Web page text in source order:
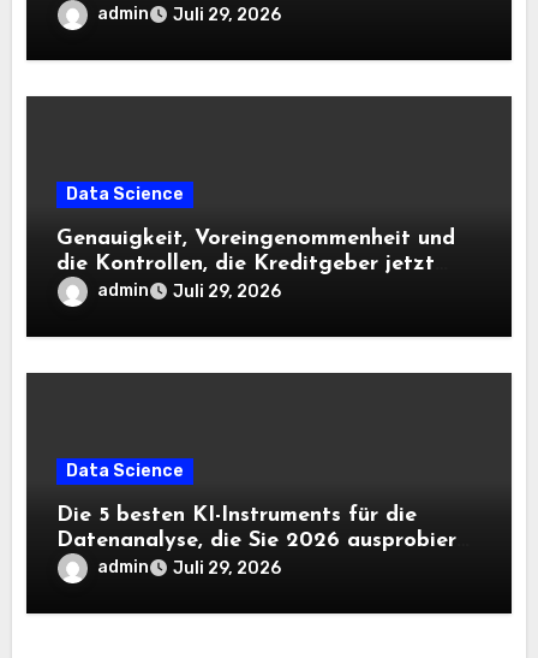
admin Juli 29, 2026
Data Science
Genauigkeit, Voreingenommenheit und
die Kontrollen, die Kreditgeber jetzt
benötigen |
admin Juli 29, 2026
Data Science
Die 5 besten KI-Instruments für die
Datenanalyse, die Sie 2026 ausprobieren
solltenadmin Juli 29, 2026